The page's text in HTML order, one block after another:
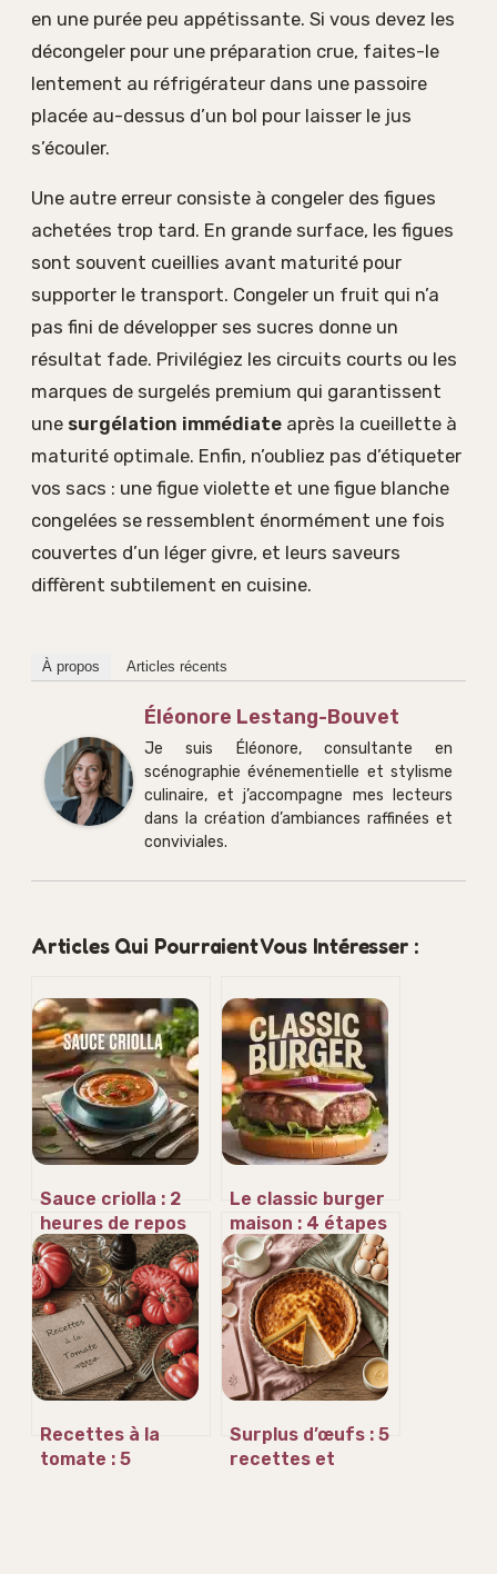
en une purée peu appétissante. Si vous devez les
décongeler pour une préparation crue, faites-le
lentement au réfrigérateur dans une passoire
placée au-dessus d’un bol pour laisser le jus
s’écouler.
Une autre erreur consiste à congeler des figues
achetées trop tard. En grande surface, les figues
sont souvent cueillies avant maturité pour
supporter le transport. Congeler un fruit qui n’a
pas fini de développer ses sucres donne un
résultat fade. Privilégiez les circuits courts ou les
marques de surgelés premium qui garantissent
une surgélation immédiate après la cueillette à
maturité optimale. Enfin, n’oubliez pas d’étiqueter
vos sacs : une figue violette et une figue blanche
congelées se ressemblent énormément une fois
couvertes d’un léger givre, et leurs saveurs
diffèrent subtilement en cuisine.
À propos Articles récents
Éléonore Lestang-Bouvet
Je suis Éléonore, consultante en
scénographie événementielle et stylisme
culinaire, et j’accompagne mes lecteurs
dans la création d’ambiances raffinées et
conviviales.
Articles Qui Pourraient Vous Intéresser :
Sauce criolla : 2
heures de repos
et 3 couleurs de
poivrons pour un
asado réussi
Le classic burger
maison : 4 étapes
pour réussir la
recette
authentique
Recettes à la
tomate : 5
Surplus d’œufs : 5
recettes et